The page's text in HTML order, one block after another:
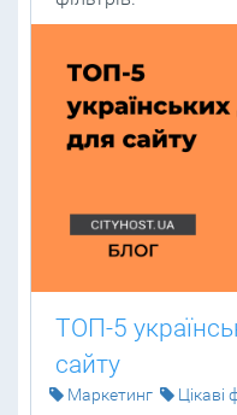
ТОП-5
сайту
Маркетинг Цікаві